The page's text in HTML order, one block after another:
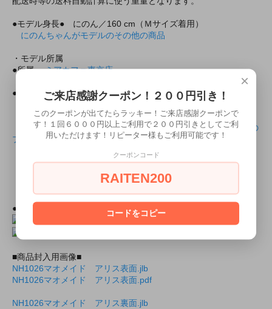
●モデル身長● にのん／160 cm（Ｍサイズ着用）
にのんちゃんがモデルのその他の商品
・モデル所属
●所属ミアカフェ東京店
●ミアコスの所属モデルと上記の店舗で会えちゃいます！
・所属店舗のモデルプロフィール
にのんちゃんのミアカフェ・ミアリラ＆フォト東京店共通の
プロフィール
・出勤情報（モデルさんが出勤していれば会えるかも！？）
ミアカフェ・ミアリラ＆フォト東京店共通
（ミアカフェ東京店は出勤情報非公開です）
●上記モデルの撮影随時受付中！２０分３０００円より！
■商品封入用画像■
NH1026マオメイド アリス表面.jlb
NH1026マオメイド アリス表面.pdf
NH1026マオメイド アリス裏面.jlb
×
ご来店感謝クーポン！２００円引き！
このクーポンが出てたらラッキー！ご来店感謝クーポンで
す！１回６０００円以上ご利用で２００円引きとしてご利
用いただけます！リピーター様もご利用可能です！
クーポンコード
RAITEN200
コードをコピー